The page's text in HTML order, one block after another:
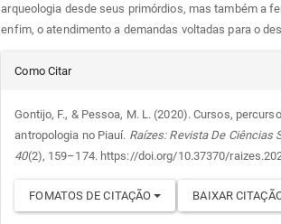
arqueologia desde seus primórdios, mas também a
enfim, o atendimento a demandas voltadas para o
Detalhes
do
artigo
Como Citar
Gontijo, F., & Pessoa, M. L. (2020). Cursos,
antropologia no Piauí. Raízes: Revista De Ciências
40(2), 159–174. https://doi.org/10.37370/
FOMATOS DE CITAÇÃO BAIXAR